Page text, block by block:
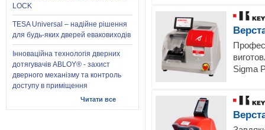
Sigma
LOCK
TESA Universal – надійне рішення
для будь-яких дверей еваковиходів
Інноваційна технологія дверних
дотягувачів ABLOY® - захист
дверного механізму та контроль
доступу в приміщення
Читати все